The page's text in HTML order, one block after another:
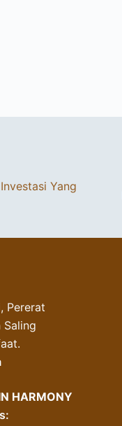
Yang
Pererat
Saling
HARMONY